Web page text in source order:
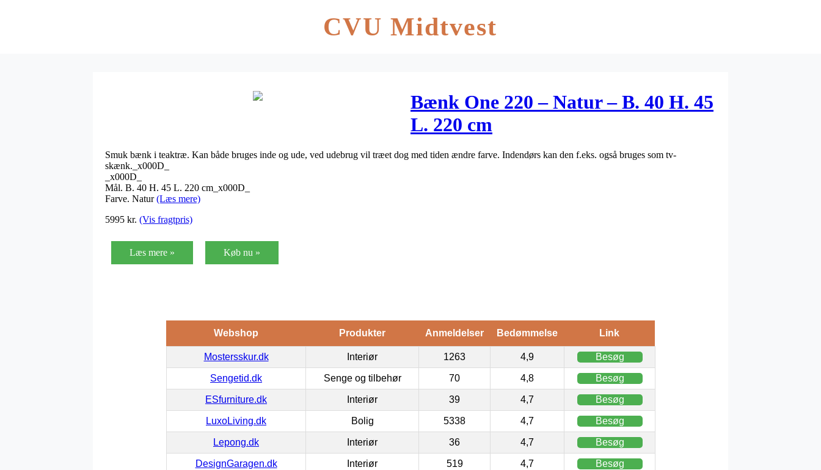
CVU Midtvest
Bænk One 220 – Natur – B. 40 H. 45
L. 220 cm
Smuk bænk i teaktræ. Kan både bruges inde og ude, ved udebrug vil træet dog med tiden ændre farve. Indendørs kan den f.eks. også bruges som tv-
skænk._x000D_
_x000D_
Mål. B. 40 H. 45 L. 220 cm_x000D_
Farve. Natur(Læs mere)
5995 kr. (Vis fragtpris)
Læs mere » Køb nu »
Webshop Produkter Anmeldelser Bedømmelse Link
Mostersskur.dk Interiør 1263 4,9 Besøg
Sengetid.dk Senge og tilbehør 70 4,8 Besøg
ESfurniture.dk Interiør 39 4,7 Besøg
LuxoLiving.dk Bolig 5338 4,7 Besøg
Lepong.dk Interiør 36 4,7 Besøg
DesignGaragen.dk Interiør 519 4,7 Besøg